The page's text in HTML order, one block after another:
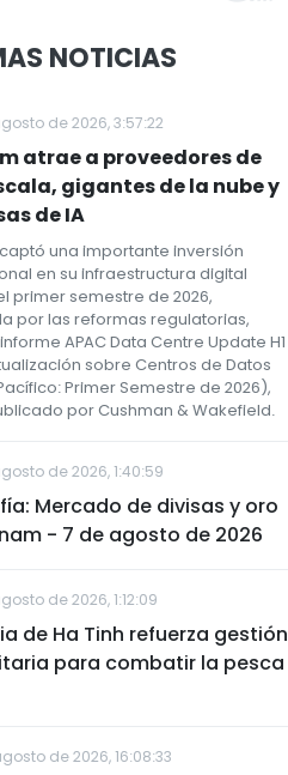
NOTICIAS
de 2026, 3:57:22
atrae a proveedores de
gigantes de la nube y
de IA
una importante inversión
en su infraestructura digital
primer semestre de 2026,
por las reformas regulatorias,
APAC Data Centre Update H1
sobre Centros de Datos
Primer Semestre de 2026),
por Cushman & Wakefield.
de 2026, 1:40:59
Mercado de divisas y oro
- 7 de agosto de 2026
de 2026, 1:12:09
de Ha Tinh refuerza gestión
para combatir la pesca
de 2026, 16:08:33